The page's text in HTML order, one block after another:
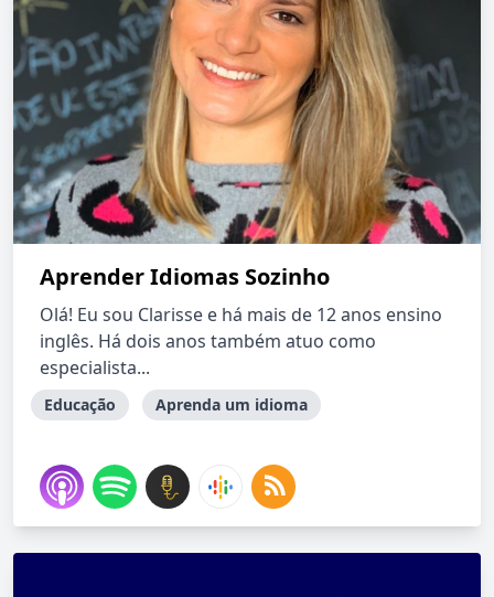
Aprender Idiomas Sozinho
Olá! Eu sou Clarisse e há mais de 12 anos ensino
inglês. Há dois anos também atuo como
especialista...
Educação Aprenda um idioma